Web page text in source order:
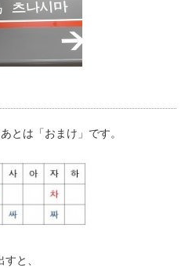
とは「おまけ」です。
と、